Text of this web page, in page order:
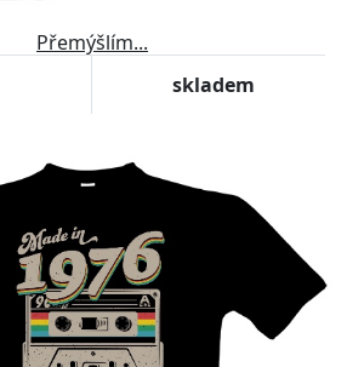
Přemýšlím...
skladem